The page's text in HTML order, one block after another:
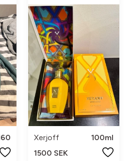
Xerjoff
100ml
1500 SEK